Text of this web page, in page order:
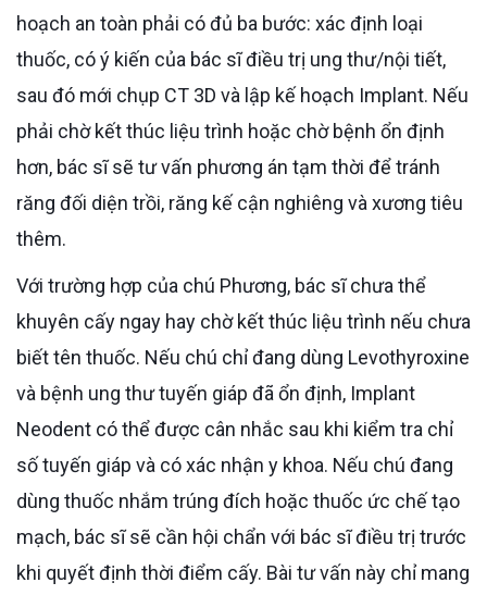
hoạch an toàn phải có đủ ba bước: xác định loại
thuốc, có ý kiến của bác sĩ điều trị ung thư/nội tiết,
sau đó mới chụp CT 3D và lập kế hoạch Implant. Nếu
phải chờ kết thúc liệu trình hoặc chờ bệnh ổn định
hơn, bác sĩ sẽ tư vấn phương án tạm thời để tránh
răng đối diện trồi, răng kế cận nghiêng và xương tiêu
thêm.
Với trường hợp của chú Phương, bác sĩ chưa thể
khuyên cấy ngay hay chờ kết thúc liệu trình nếu chưa
biết tên thuốc. Nếu chú chỉ đang dùng Levothyroxine
và bệnh ung thư tuyến giáp đã ổn định, Implant
Neodent có thể được cân nhắc sau khi kiểm tra chỉ
số tuyến giáp và có xác nhận y khoa. Nếu chú đang
dùng thuốc nhắm trúng đích hoặc thuốc ức chế tạo
mạch, bác sĩ sẽ cần hội chẩn với bác sĩ điều trị trước
khi quyết định thời điểm cấy. Bài tư vấn này chỉ mang